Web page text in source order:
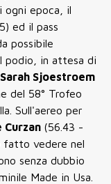
ogni epoca, il
ed il pass
possibile
podio, in attesa di
Sarah Sjoestroem
del 58° Trofeo
Sull'aereo per
Curzan (56.43 -
fatto vedere nel
senza dubbio
Made in Usa.